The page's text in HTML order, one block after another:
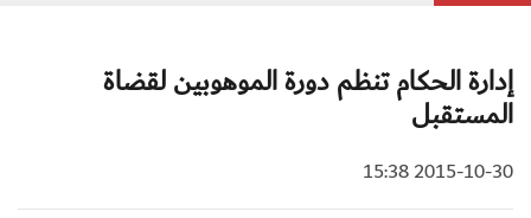
إدارة الحكام تنظم دورة الموهوبين لقضاة
المستقبل
2015-10-30 15:38